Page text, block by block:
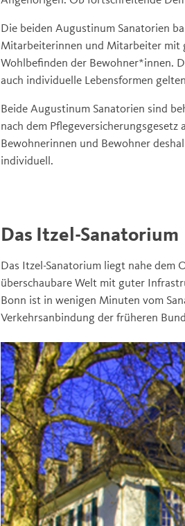
Die beiden Augustinum Sanatorien
Mitarbeiterinnen und Mitarbeiter mit
Wohlbefinden der Bewohner*innen.
auch individuelle Lebensformen
Beide Augustinum Sanatorien sind
nach dem
Bewohnerinnen und Bewohner
individuell.
Das Itzel-Sanatorium
Das Itzel-Sanatorium liegt nahe dem
überschaubare Welt mit guter
Bonn ist in wenigen Minuten vom
Verkehrsanbindung der früheren